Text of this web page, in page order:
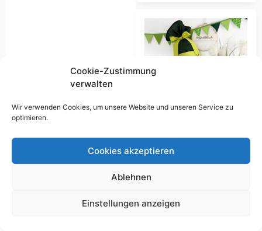
Cookie-Zustimmung
verwalten
Wir verwenden Cookies, um unsere Website und unseren Service zu
optimieren.
Cookies akzeptieren
Ablehnen
Einstellungen anzeigen
Schultütendesign
„Henry Robert“
19,00
Umsatzsteuer berechnet.